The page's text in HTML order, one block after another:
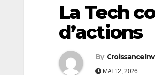
La Tech
d’actions
By
MAI 12, 2026